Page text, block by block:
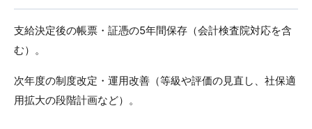
支給決定後の帳票・証憑の5年間保存（会計検査院対応を含
む）。
次年度の制度改定・運用改善（等級や評価の見直し、社保適
用拡大の段階計画など）。